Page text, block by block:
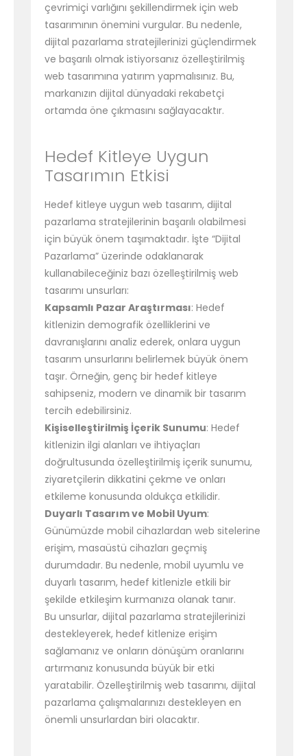
çevrimiçi varlığını şekillendirmek için web
tasarımının önemini vurgular. Bu nedenle,
dijital pazarlama stratejilerinizi güçlendirmek
ve başarılı olmak istiyorsanız özelleştirilmiş
web tasarımına yatırım yapmalısınız. Bu,
markanızın dijital dünyadaki rekabetçi
ortamda öne çıkmasını sağlayacaktır.
Hedef Kitleye Uygun
Tasarımın Etkisi
Hedef kitleye uygun web tasarım, dijital
pazarlama stratejilerinin başarılı olabilmesi
için büyük önem taşımaktadır. İşte “Dijital
Pazarlama” üzerinde odaklanarak
kullanabileceğiniz bazı özelleştirilmiş web
tasarımı unsurları:
Kapsamlı Pazar Araştırması: Hedef
kitlenizin demografik özelliklerini ve
davranışlarını analiz ederek, onlara uygun
tasarım unsurlarını belirlemek büyük önem
taşır. Örneğin, genç bir hedef kitleye
sahipseniz, modern ve dinamik bir tasarım
tercih edebilirsiniz.
Kişiselleştirilmiş İçerik Sunumu: Hedef
kitlenizin ilgi alanları ve ihtiyaçları
doğrultusunda özelleştirilmiş içerik sunumu,
ziyaretçilerin dikkatini çekme ve onları
etkileme konusunda oldukça etkilidir.
Duyarlı Tasarım ve Mobil Uyum:
Günümüzde mobil cihazlardan web sitelerine
erişim, masaüstü cihazları geçmiş
durumdadır. Bu nedenle, mobil uyumlu ve
duyarlı tasarım, hedef kitlenizle etkili bir
şekilde etkileşim kurmanıza olanak tanır.
Bu unsurlar, dijital pazarlama stratejilerinizi
destekleyerek, hedef kitlenize erişim
sağlamanız ve onların dönüşüm oranlarını
artırmanız konusunda büyük bir etki
yaratabilir. Özelleştirilmiş web tasarımı, dijital
pazarlama çalışmalarınızı destekleyen en
önemli unsurlardan biri olacaktır.